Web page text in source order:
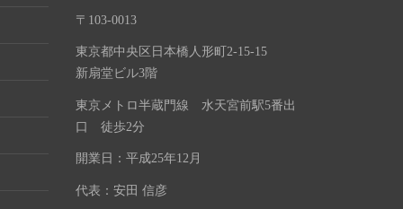
〒103-0013
東京都中央区日本橋人形町2-15-15
新扇堂ビル3階
東京メトロ半蔵門線 水天宮前駅5番出
口 徒歩2分
開業日：平成25年12月
代表：安田 信彦